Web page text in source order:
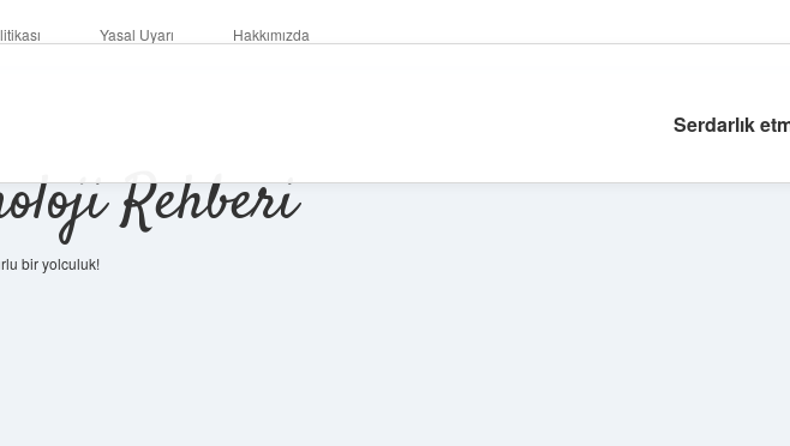
Yasal Uyarı Hakkımızda
Rehberi
bir yolculuk!
Serdarlık